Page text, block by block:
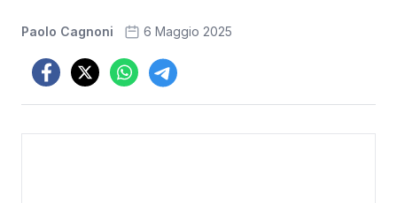
Paolo Cagnoni 6 Maggio 2025